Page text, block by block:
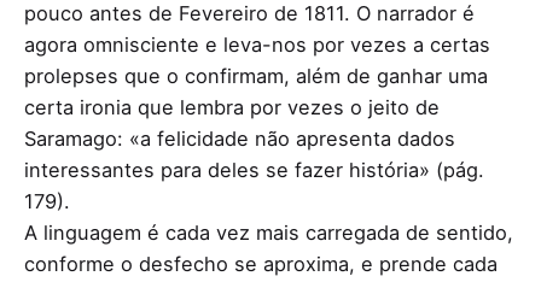
pouco antes de Fevereiro de 1811. O narrador é
agora omnisciente e leva-nos por vezes a certas
prolepses que o confirmam, além de ganhar uma
certa ironia que lembra por vezes o jeito de
Saramago: «a felicidade não apresenta dados
interessantes para deles se fazer história» (pág.
179).
A linguagem é cada vez mais carregada de sentido,
conforme o desfecho se aproxima, e prende cada